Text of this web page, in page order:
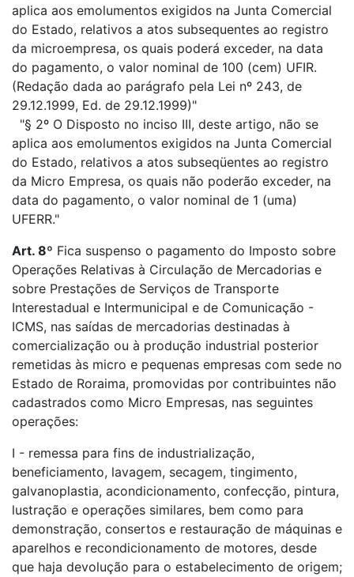
aplica aos emolumentos exigidos na Junta Comercial
do Estado, relativos a atos subsequentes ao registro
da microempresa, os quais poderá exceder, na data
do pagamento, o valor nominal de 100 (cem) UFIR.
(Redação dada ao parágrafo pela Lei nº 243, de
29.12.1999, Ed. de 29.12.1999)"
"§ 2º O Disposto no inciso III, deste artigo, não se
aplica aos emolumentos exigidos na Junta Comercial
do Estado, relativos a atos subseqüentes ao registro
da Micro Empresa, os quais não poderão exceder, na
data do pagamento, o valor nominal de 1 (uma)
UFERR."
Art. 8º Fica suspenso o pagamento do Imposto sobre
Operações Relativas à Circulação de Mercadorias e
sobre Prestações de Serviços de Transporte
Interestadual e Intermunicipal e de Comunicação -
ICMS, nas saídas de mercadorias destinadas à
comercialização ou à produção industrial posterior
remetidas às micro e pequenas empresas com sede no
Estado de Roraima, promovidas por contribuintes não
cadastrados como Micro Empresas, nas seguintes
operações:
I - remessa para fins de industrialização,
beneficiamento, lavagem, secagem, tingimento,
galvanoplastia, acondicionamento, confecção, pintura,
lustração e operações similares, bem como para
demonstração, consertos e restauração de máquinas e
aparelhos e recondicionamento de motores, desde
que haja devolução para o estabelecimento de origem;